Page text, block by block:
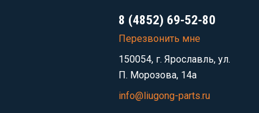
8 (4852) 69-52-80
Перезвонить мне
150054, г. Ярославль, ул.
П. Морозова, 14а
info@liugong-parts.ru